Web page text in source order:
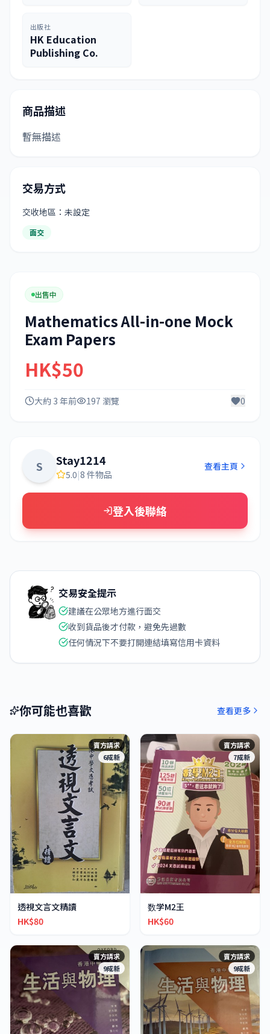
出版社
HK Education
Publishing Co.
商品描述
暫無描述
交易方式
交收地區：未設定
面交
出售中
Mathematics All-in-one Mock
Exam Papers
HK$50
大約 3 年前 197 瀏覽 0
S Stay1214
5.0|8 件物品
查看主頁
登入後聯絡
交易安全提示
建議在公眾地方進行面交
收到貨品後才付款，避免先過數
任何情況下不要打開連結填寫信用卡資料
你可能也喜歡 查看更多
賣方請求
6成新
透視文言文精讀
HK$80
賣方請求
7成新
数学M2王
HK$60
賣方請求
9成新
賣方請求
9成新